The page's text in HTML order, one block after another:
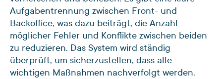
Aufgabentrennung zwischen Front- und
Backoffice, was dazu beiträgt, die Anzahl
möglicher Fehler und Konflikte zwischen beiden
zu reduzieren. Das System wird ständig
überprüft, um sicherzustellen, dass alle
wichtigen Maßnahmen nachverfolgt werden.